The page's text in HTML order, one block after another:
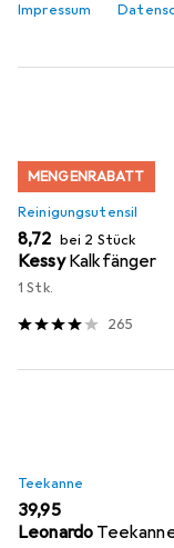
Impressum
MENGENRABATT
Reinigungsutensil
EUR
8,72 bei 2 Stück
Kessy Kalkfänger
1 Stk.
265
Teekanne
EUR
39,95
Leonardo